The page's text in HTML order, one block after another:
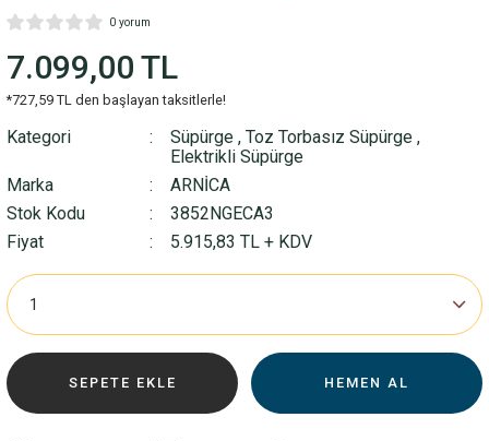
0 yorum
7.099,00 TL
*727,59 TL den başlayan taksitlerle!
Kategori Süpürge , Toz Torbasız Süpürge ,
Elektrikli Süpürge
Marka
ARNİCA
Stok Kodu
3852NGECA3
Fiyat
5.915,83 TL + KDV
SEPETE EKLE HEMEN AL